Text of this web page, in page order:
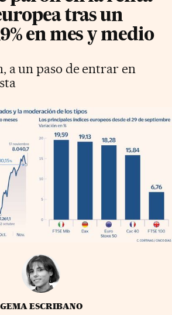
tras un
en mes y medio
a un paso de entrar en
GEMA ESCRIBANO